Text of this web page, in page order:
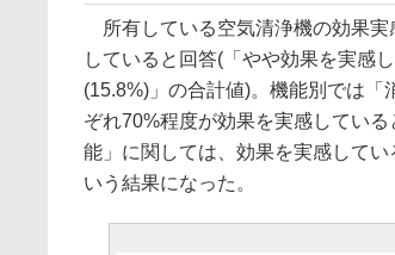
所有している空気清浄機の効果実
していると回答(「やや効果を実感
(15.8%)」の合計値)。機能別では
ぞれ70%程度が効果を実感してい
能」に関しては、効果を実感して
いう結果になった。